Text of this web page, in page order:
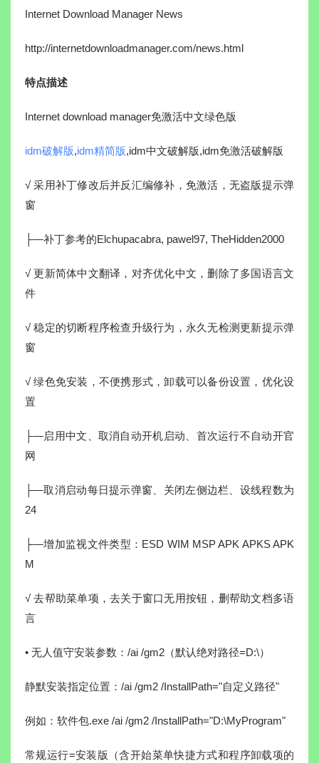
Internet Download Manager News
http://internetdownloadmanager.com/news.html
特点描述
Internet download manager免激活中文绿色版
idm破解版,idm精简版,idm中文破解版,idm免激活破解版
√ 采用补丁修改后并反汇编修补，免激活，无盗版提示弹
窗
├—补丁参考的Elchupacabra, pawel97, TheHidden2000
√ 更新简体中文翻译，对齐优化中文，删除了多国语言文
件
√ 稳定的切断程序检查升级行为，永久无检测更新提示弹
窗
√ 绿色免安装，不便携形式，卸载可以备份设置，优化设
置
├—启用中文、取消自动开机启动、首次运行不自动开官
网
├—取消启动每日提示弹窗、关闭左侧边栏、设线程数为
24
├—增加监视文件类型：ESD WIM MSP APK APKS APK
M
√ 去帮助菜单项，去关于窗口无用按钮，删帮助文档多语
言
• 无人值守安装参数：/ai /gm2（默认绝对路径=D:\）
静默安装指定位置：/ai /gm2 /InstallPath="自定义路径"
例如：软件包.exe /ai /gm2 /InstallPath="D:\MyProgram"
常规运行=安装版（含开始菜单快捷方式和程序卸载项的